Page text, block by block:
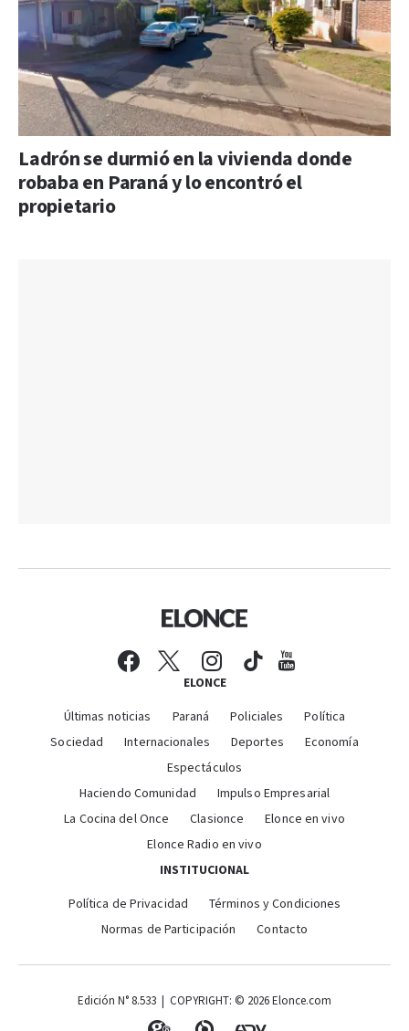
Ladrón se durmió en la vivienda donde
robaba en Paraná y lo encontró el
propietario
ELONCE
Últimas noticias Paraná Policiales
Política
Sociedad
Internacionales Deportes
Economía
Espectáculos
Haciendo Comunidad
Impulso Empresarial
La Cocina del Once
Clasionce
Elonce en vivo
Elonce Radio en vivo
INSTITUCIONAL
Política de Privacidad
Términos y Condiciones
Normas de Participación
Contacto
Edición N° 8.533 | COPYRIGHT: © 2026 Elonce.com